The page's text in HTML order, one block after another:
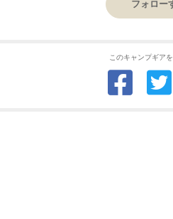
フォロー
このキャンプギア